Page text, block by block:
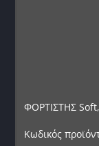
ΦΟΡΤΙΣΤΗΣ
Κωδικός